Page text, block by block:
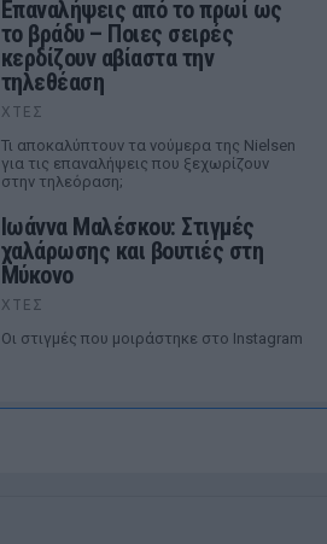
Επαναλήψεις από το πρωί ως
το βράδυ – Ποιες σειρές
κερδίζουν αβίαστα την
τηλεθέαση
ΧΤΕΣ
Τι αποκαλύπτουν τα νούμερα της Nielsen
για τις επαναλήψεις που ξεχωρίζουν
στην τηλεόραση;
Ιωάννα Μαλέσκου: Στιγμές
χαλάρωσης και βουτιές στη
Μύκονο
ΧΤΕΣ
Οι στιγμές που μοιράστηκε στο Instagram